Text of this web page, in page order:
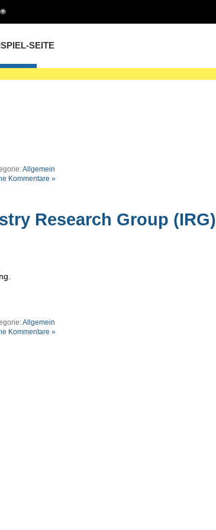
SEITE
Allgemein
Kommentare »
Research Group (IRG)
Allgemein
Kommentare »